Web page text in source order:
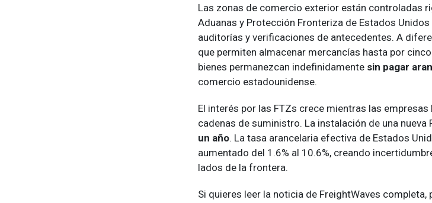
Las zonas de comercio exterior están controladas
Aduanas y Protección Fronteriza de Estados Unidos
auditorías y verificaciones de antecedentes. A
que permiten almacenar mercancías hasta por
bienes permanezcan indefinidamente sin pagar
comercio estadounidense.
El interés por las FTZs crece mientras las
cadenas de suministro. La instalación de una nueva
un año. La tasa arancelaria efectiva de Estados
aumentado del 1.6% al 10.6%, creando
lados de la frontera.
Si quieres leer la noticia de FreightWaves completa,